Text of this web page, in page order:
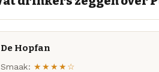
De Hopfan
Smaak: ★★★★☆